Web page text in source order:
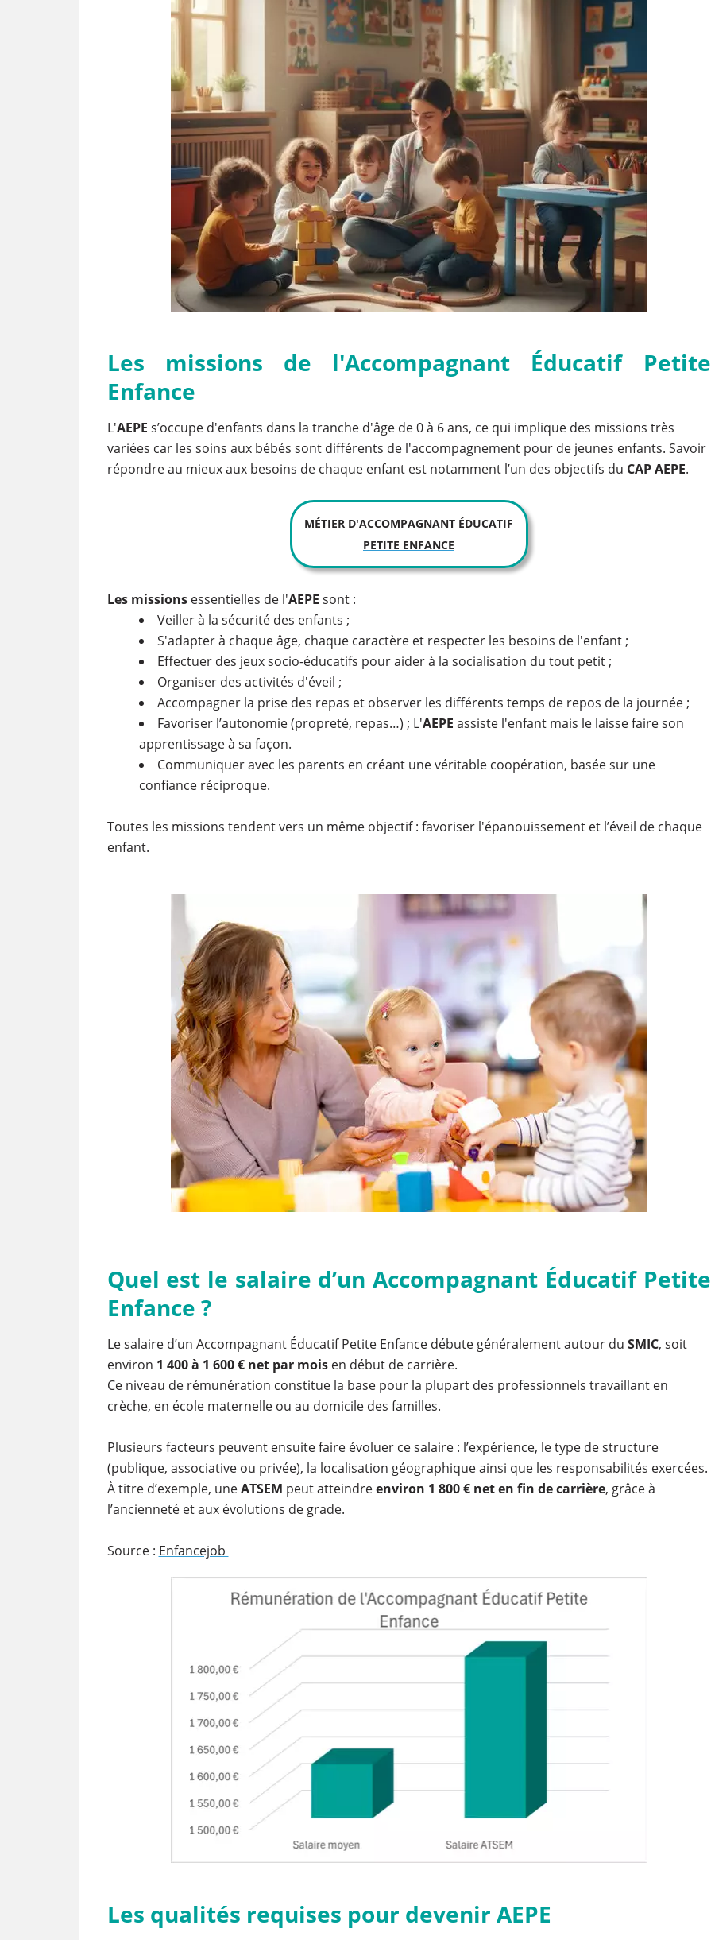
Les missions de l'Accompagnant Éducatif Petite
Enfance
L'AEPE s’occupe d'enfants dans la tranche d'âge de 0 à 6 ans, ce qui implique des missions très
variées car les soins aux bébés sont différents de l'accompagnement pour de jeunes enfants. Savoir
répondre au mieux aux besoins de chaque enfant est notamment l’un des objectifs du CAP AEPE.
MÉTIER D'ACCOMPAGNANT ÉDUCATIF
PETITE ENFANCE
Les missionsessentielles de l'AEPE sont :
Veiller à la sécurité des enfants ;
S'adapter à chaque âge, chaque caractère et respecter les besoins de l'enfant ;
Effectuer des jeux socio-éducatifs pour aider à la socialisation du tout petit ;
Organiser des activités d'éveil ;
Accompagner la prise des repas et observer les différents temps de repos de la journée ;
Favoriser l’autonomie (propreté, repas…) ; L'AEPE assiste l'enfant mais le laisse faire son
apprentissage à sa façon.
Communiquer avec les parents en créant une véritable coopération, basée sur une
confiance réciproque.
Toutes les missions tendent vers un même objectif : favoriser l'épanouissement et l’éveil de chaque
enfant.
Quel est le salaire d’un Accompagnant Éducatif Petite
Enfance ?
Le salaire d’un Accompagnant Éducatif Petite Enfance débute généralement autour du SMIC, soit
environ 1 400 à 1 600 € net par moisen début de carrière.
Ce niveau de rémunération constitue la base pour la plupart des professionnels travaillant en
crèche, en école maternelle ou au domicile des familles.
Plusieurs facteurs peuvent ensuite faire évoluer ce salaire : l’expérience, le type de structure
(publique, associative ou privée), la localisation géographique ainsi que les responsabilités exercées.
À titre d’exemple, uneATSEM peut atteindreenviron 1 800 € net en fin de carrière, grâce à
l’ancienneté et aux évolutions de grade.
Source : Enfancejob ​
Les qualités requises pour devenir AEPE